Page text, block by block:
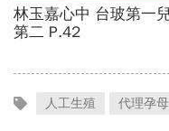
人工生殖 代理孕母